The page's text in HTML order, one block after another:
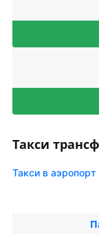
Такси
Такси в